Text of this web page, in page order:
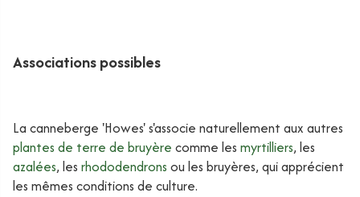
Associations possibles
La canneberge 'Howes' s'associe naturellement aux autres
plantes de terre de bruyère comme les myrtilliers, les
azalées, les rhododendrons ou les bruyères, qui apprécient
les mêmes conditions de culture.